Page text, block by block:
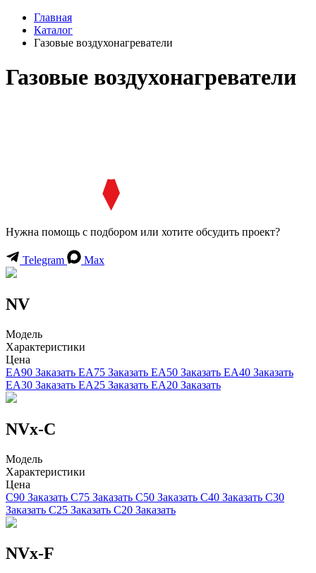
Главная
Каталог
Газовые воздухонагреватели
Газовые воздухонагреватели
Нужна помощь с подбором или хотите обсудить проект?
Telegram Max
NV
Модель
Характеристики
Цена
EA90 Заказать EA75 Заказать EA50 Заказать EA40 Заказать
EA30 Заказать EA25 Заказать EA20 Заказать
NVx-C
Модель
Характеристики
Цена
C90 Заказать C75 Заказать C50 Заказать C40 Заказать C30
Заказать C25 Заказать C20 Заказать
NVx-F